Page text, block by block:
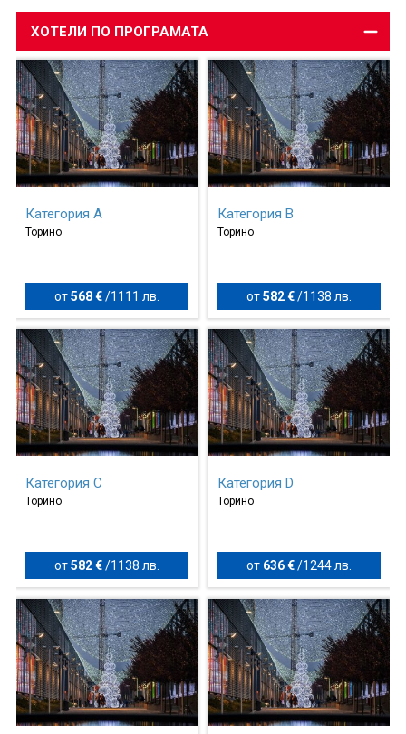
ХОТЕЛИ ПО ПРОГРАМАТА
Категория A
Торино
от568 € / 1111 лв.
Категория B
Торино
от582 €/ 1138 лв.
Категория C
Торино
от582 € / 1138 лв.
Категория D
Торино
от 636 €/ 1244 лв.